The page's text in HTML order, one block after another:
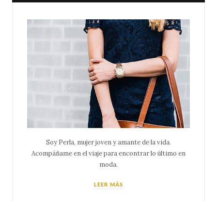
Soy Perla, mujer joven y amante de la vida.
Acompáñame en el viaje para encontrar lo último en
moda.
LEER MÁS